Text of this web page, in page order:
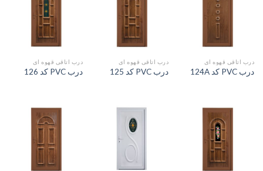
درب اتاقی قهوه ای
درب PVC کد 124A
درب اتاقی قهوه ای
درب PVC کد 125
درب اتاقی قهوه ای
درب PVC کد 126